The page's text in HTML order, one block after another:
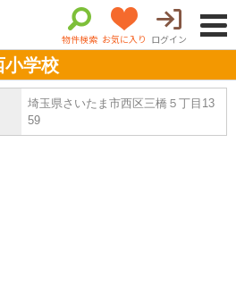
物件検索 お気に入り ログイン
小学校
埼玉県さいたま市西区三橋５丁目13
59